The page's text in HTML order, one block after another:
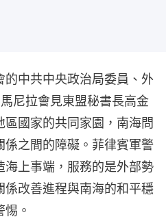
中共中央政治局委員、外
尼拉會見東盟秘書長高金
國家的共同家園，南海問
之間的障礙。菲律賓軍警
海上事端，服務的是外部勢
係改善進程與南海的和平穩
。